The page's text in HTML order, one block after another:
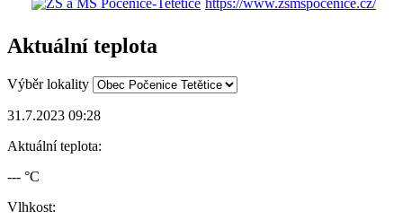
https://www.zsmspocenice.cz/
Aktuální teplota
Výběr lokality
31.7.2023 09:28
Aktuální teplota:
--- °C
Vlhkost: